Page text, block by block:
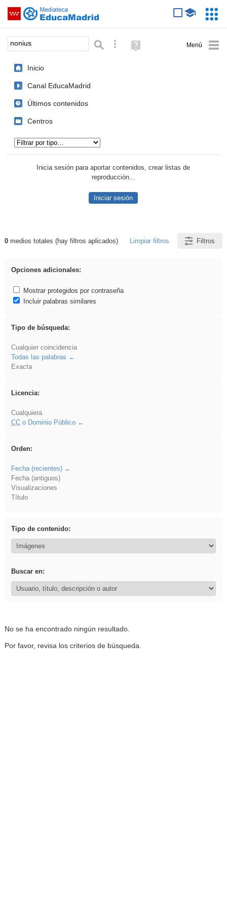
Saltar navegación
Palabra o frase: Búsqueda avanzada
Ayuda
(en
Inicio
Canal EducaMadrid
Últimos contenidos
Centros
Inicia sesión para aportar contenidos, crear listas de
reproducción...
Iniciar sesión
Resultados de: nonius
0medios totales (hay filtros aplicados) Limpiar filtros Filtros
Opciones adicionales:
Mostrar protegidos por contraseña
Incluir palabras similares
Tipo de búsqueda:
Cualquier coincidencia
Todas las palabras
Exacta
Licencia:
Cualquiera
CCo Dominio Público
Orden:
Fecha (recientes)
Fecha (antiguos)
Visualizaciones
Título
Tipo de contenido:
Buscar en:
No se ha encontrado ningún resultado.
Por favor, revisa los criterios de búsqueda.